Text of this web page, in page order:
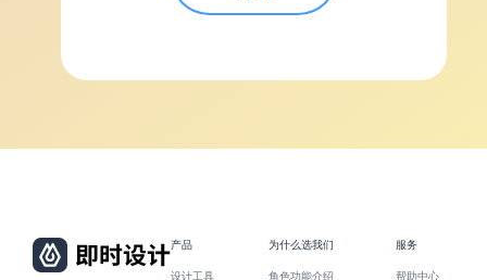
产品
设计工具
为什么选我们
角色功能介绍
服务
帮助中心